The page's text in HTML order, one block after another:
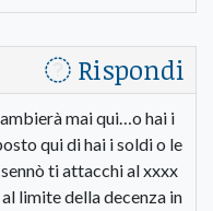
Rispondi
mai qui…o hai i
qui di hai i soldi o le
ti attacchi al xxxx
limite della decenza in